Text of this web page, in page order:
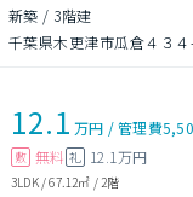
新築 / 3階建
千葉県木更津市瓜倉４３４-
12.1 万円 /管理費
敷 無料 礼 12.1万円
3LDK/67.12㎡ / 2階